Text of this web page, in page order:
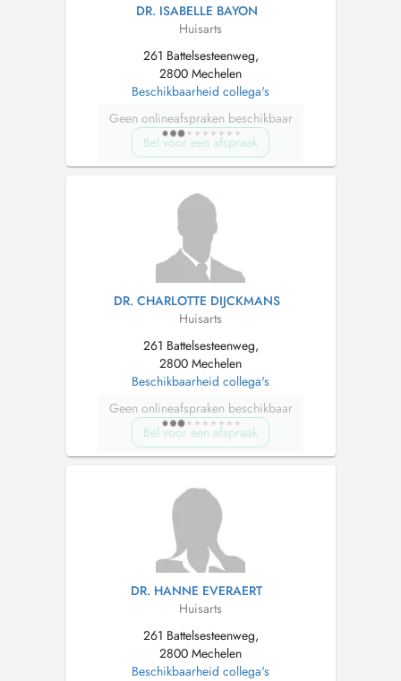
DR. ISABELLE BAYON
Huisarts
261 Battelsesteenweg,
2800 Mechelen
Beschikbaarheid collega's
Geen onlineafspraken beschikbaar
Bel voor een afspraak
DR. CHARLOTTE DIJCKMANS
Huisarts
261 Battelsesteenweg,
2800 Mechelen
Beschikbaarheid collega's
Geen onlineafspraken beschikbaar
Bel voor een afspraak
DR. HANNE EVERAERT
Huisarts
261 Battelsesteenweg,
2800 Mechelen
Beschikbaarheid collega's